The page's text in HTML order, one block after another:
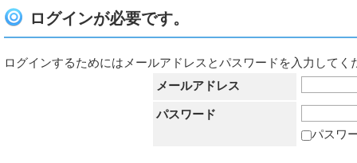
ログインが必要です。
ログインするためにはメールアドレスとパスワードを入力してく
メールアドレス
パスワード
パスワ